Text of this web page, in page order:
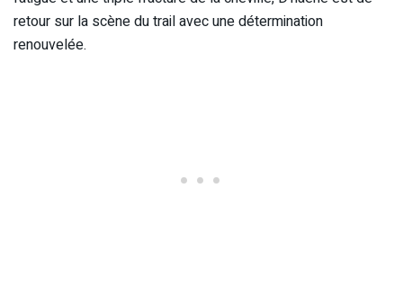
retour sur la scène du trail avec une détermination
renouvelée.